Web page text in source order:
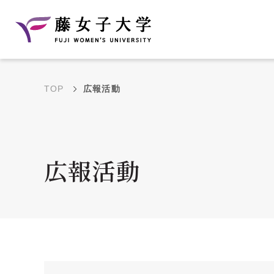
学部・学科の教育目的
大学院の教育目的
TOP 広報活動
広報活動